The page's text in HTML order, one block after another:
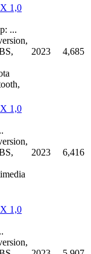
1,0
...
2023 4,685
1,0
2023 6,416
1,0